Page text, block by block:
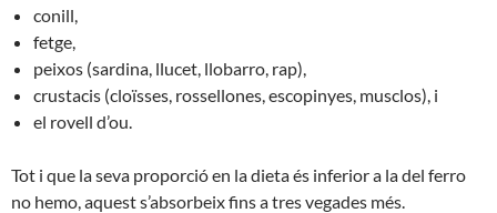
conill,
fetge,
peixos (sardina, llucet, llobarro, rap),
crustacis (cloïsses, rossellones, escopinyes, musclos), i
el rovell d’ou.
Tot i que la seva proporció en la dieta és inferior a la del ferro
no hemo, aquest s’absorbeix fins a tres vegades més.